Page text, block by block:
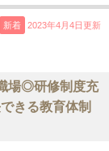
新着 2023年4月4日更新
場◎研修制度充
きる教育体制